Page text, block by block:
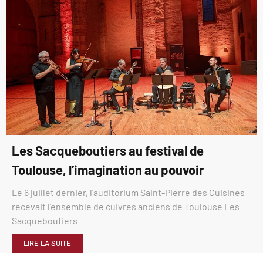
Les Sacqueboutiers au festival de
Toulouse, l’imagination au pouvoir
Le 6 juillet dernier, l’auditorium Saint-Pierre des Cuisines
recevait l’ensemble de cuivres anciens de Toulouse Les
Sacqueboutiers
LIRE LA SUITE